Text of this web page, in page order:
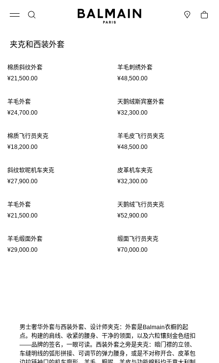
购物车
夹克和西装外套
棉质斜纹外套
¥21,500.00
羊毛刺绣外套
¥48,500.00
羊毛外套
¥24,700.00
天鹅绒斯宾塞外套
¥32,300.00
棉质飞行员夹克
¥18,200.00
羊毛皮飞行员夹克
¥48,500.00
斜纹软呢机车夹克
¥27,900.00
皮革机车夹克
¥32,300.00
羊毛外套
¥21,500.00
天鹅绒飞行员夹克
¥52,900.00
羊毛缎面外套
¥29,000.00
缎面飞行员夹克
¥70,000.00
男士奢华外套与西装外套、设计师夹克：外套是Balmain衣橱的起
点。构建的肩线、收紧的腰身、干净的领面，以及六粒镶刻金色纽扣
——品牌的签名，一眼可读。西装外套之旁是夹克：暗门襟的立领、
车缝明线的弧形拼接、可调节的弹力腰身，或是不对称开合、皮革包